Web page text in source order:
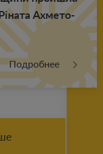
Ріната Ах­ме­то­
Подробнее